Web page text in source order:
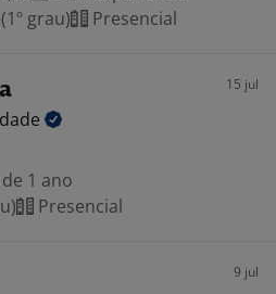
grau)
Presencial
15 jul
1 ano
Presencial
9 jul